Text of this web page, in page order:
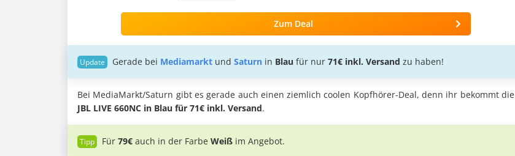
Zum Deal
Gerade bei Mediamarkt und Saturn in Blau für nur 71€ inkl. Versand zu haben!
Bei MediaMarkt/Saturn gibt es gerade auch einen ziemlich coolen Kopfhörer-Deal, denn ihr bekommt die
JBL LIVE 660NC in Blau für 71€ inkl. Versand.
Für 79€ auch in der Farbe Weiß im Angebot.